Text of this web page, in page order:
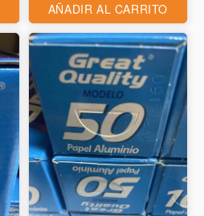
AÑADIR AL CARRITO